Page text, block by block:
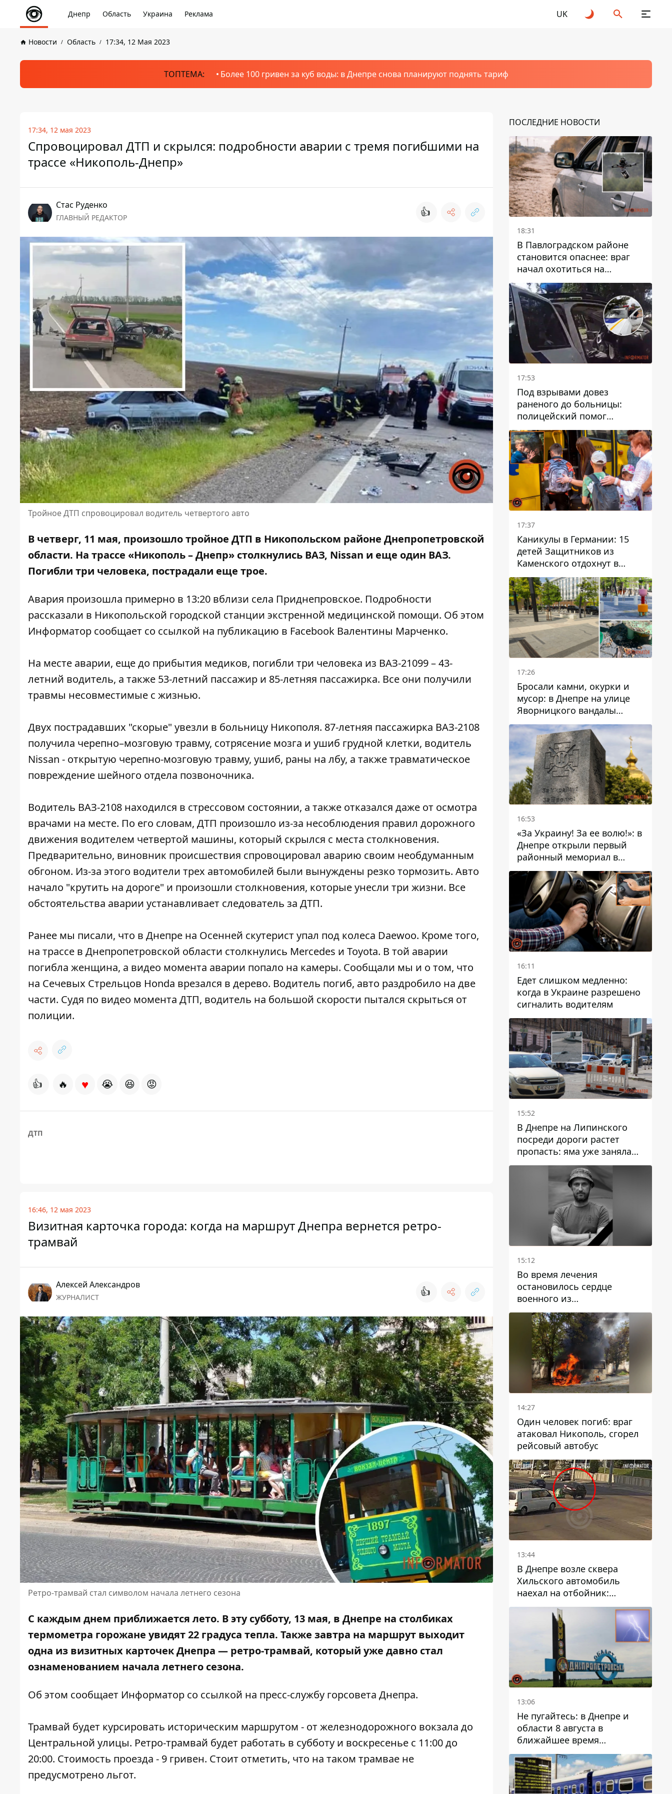
Днепр Область Украина Реклама UK
Новости Область 17:34, 12 Мая 2023
ТОПТЕМА: Более 100 гривен за куб воды: в Днепре снова планируют поднять тариф
17:34, 12 мая 2023
Спровоцировал ДТП и скрылся: подробности аварии с тремя погибшими на
трассе «Никополь-Днепр»
Стаc Руденко
ГЛАВНЫЙ РЕДАКТОР 👍
Тройное ДТП спровоцировал водитель четвертого авто
В четверг, 11 мая, произошло тройное ДТП в Никопольском районе Днепропетровской
области. На трассе «Никополь – Днепр» столкнулись ВАЗ, Nissan и еще один ВАЗ.
Погибли три человека, пострадали еще трое.
Авария произошла примерно в 13:20 вблизи села Приднепровское. Подробности
рассказали в Никопольской городской станции экстренной медицинской помощи. Об этом
Информатор сообщает со ссылкой на публикацию в Facebook Валентины Марченко.
На месте аварии, еще до прибытия медиков, погибли три человека из ВАЗ-21099 – 43-
летний водитель, а также 53-летний пассажир и 85-летняя пассажирка. Все они получили
травмы несовместимые с жизнью.
Двух пострадавших "скорые" увезли в больницу Никополя. 87-летняя пассажирка ВАЗ-2108
получила черепно–мозговую травму, сотрясение мозга и ушиб грудной клетки, водитель
Nissan - открытую черепно-мозговую травму, ушиб, раны на лбу, а также травматическое
повреждение шейного отдела позвоночника.
Водитель ВАЗ-2108 находился в стрессовом состоянии, а также отказался даже от осмотра
врачами на месте. По его словам, ДТП произошло из-за несоблюдения правил дорожного
движения водителем четвертой машины, который скрылся с места столкновения.
Предварительно, виновник происшествия спровоцировал аварию своим необдуманным
обгоном. Из-за этого водители трех автомобилей были вынуждены резко тормозить. Авто
начало "крутить на дороге" и произошли столкновения, которые унесли три жизни. Все
обстоятельства аварии устанавливает следователь за ДТП.
Ранее мы писали, что в Днепре на Осенней скутерист упал под колеса Daewoo. Кроме того,
на трассе в Днепропетровской области столкнулись Mercedes и Toyota. В той аварии
погибла женщина, а видео момента аварии попало на камеры. Сообщали мы и о том, что
на Сечевых Стрельцов Honda врезался в дерево. Водитель погиб, авто раздробило на две
части. Судя по видео момента ДТП, водитель на большой скорости пытался скрыться от
полиции.
👍 🔥 ♥ 😭 😆 😡
ДТП
16:46, 12 мая 2023
Визитная карточка города: когда на маршрут Днепра вернется ретро-
трамвай
Алексей Александров
ЖУРНАЛИСТ 👍
Ретро-трамвай стал символом начала летнего сезона
С каждым днем приближается лето. В эту субботу, 13 мая, в Днепре на столбиках
термометра горожане увидят 22 градуса тепла. Также завтра на маршрут выходит
одна из визитных карточек Днепра — ретро-трамвай, который уже давно стал
ознаменованием начала летнего сезона.
Об этом сообщает Информатор со ссылкой на пресс-службу горсовета Днепра.
Трамвай будет курсировать историческим маршрутом - от железнодорожного вокзала до
Центральной улицы. Ретро-трамвай будет работать в субботу и воскресенье с 11:00 до
20:00. Стоимость проезда - 9 гривен. Стоит отметить, что на таком трамвае не
предусмотрено льгот.
ПОСЛЕДНИЕ НОВОСТИ
18:31
В Павлоградском районе
становится опаснее: враг
начал охотиться на
гражданский и военный
транспорт
17:53
Под взрывами довез
раненого до больницы:
полицейский помог
пострадавшему после атаки
на Каменский район
17:37
Каникулы в Германии: 15
детей Защитников из
Каменского отдохнут в
Вуппертале
17:26
Бросали камни, окурки и
мусор: в Днепре на улице
Яворницкого вандалы
повредили питьевые
фонтаны
16:53
«За Украину! За ее волю!»: в
Днепре открыли первый
районный мемориал в
честь погибших
Защитников
16:11
Едет слишком медленно:
когда в Украине разрешено
сигналить водителям
15:52
В Днепре на Липинского
посреди дороги растет
пропасть: яма уже заняла
полосу движения
15:12
Во время лечения
остановилось сердце
военного из
Днепропетровской области
Ростислава Лупашко
14:27
Один человек погиб: враг
атаковал Никополь, сгорел
рейсовый автобус
13:44
В Днепре возле сквера
Хильского автомобиль
наехал на отбойник:
момент происшествия
13:06
Не пугайтесь: в Днепре и
области 8 августа в
ближайшее время
ожидается гроза